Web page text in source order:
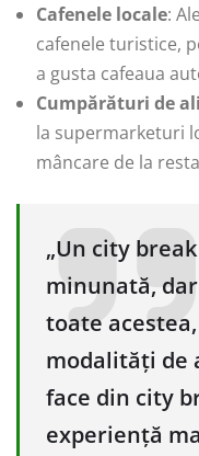
Cafenele locale:
cafenele turistice,
a gusta cafeaua
Cumpărături de
la supermarketuri
mâncare de la
„Un city
minunată,
toate
modalități de
face din city
experiență